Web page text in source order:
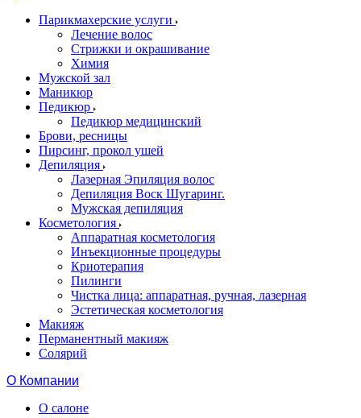
Парикмахерские услуги
Лечение волос
Стрижки и окрашивание
Химия
Мужской зал
Маникюр
Педикюр
Педикюр медицинский
Брови, ресницы
Пирсинг, прокол ушей
Депиляция
Лазерная Эпиляция волос
Депиляция Воск Шугаринг.
Мужская депиляция
Косметология
Аппаратная косметология
Инъекционные процедуры
Криотерапия
Пилинги
Чистка лица: аппаратная, ручная, лазерная
Эстетическая косметология
Макияж
Перманентный макияж
Солярий
О Компании
О салоне